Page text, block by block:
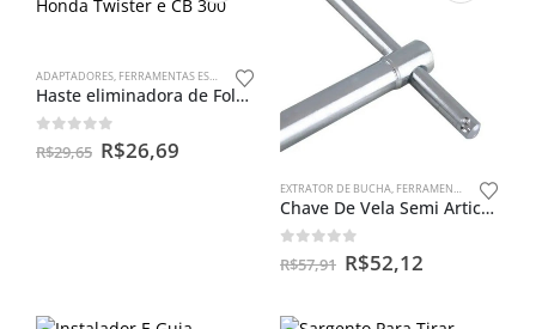
ADAPTADORES, FERRAMENTAS ESPECIAIS
Haste eliminadora de Folga do Pedal do Câmbio – Honda Twister e CB 300
out of 5
R$29,65 R$26,69
EXTRATOR DE BUCHA, FERRAMENTAS ESPECIAIS
Chave De Vela Semi Articulada 16mm
out of 5
R$57,91 R$52,12